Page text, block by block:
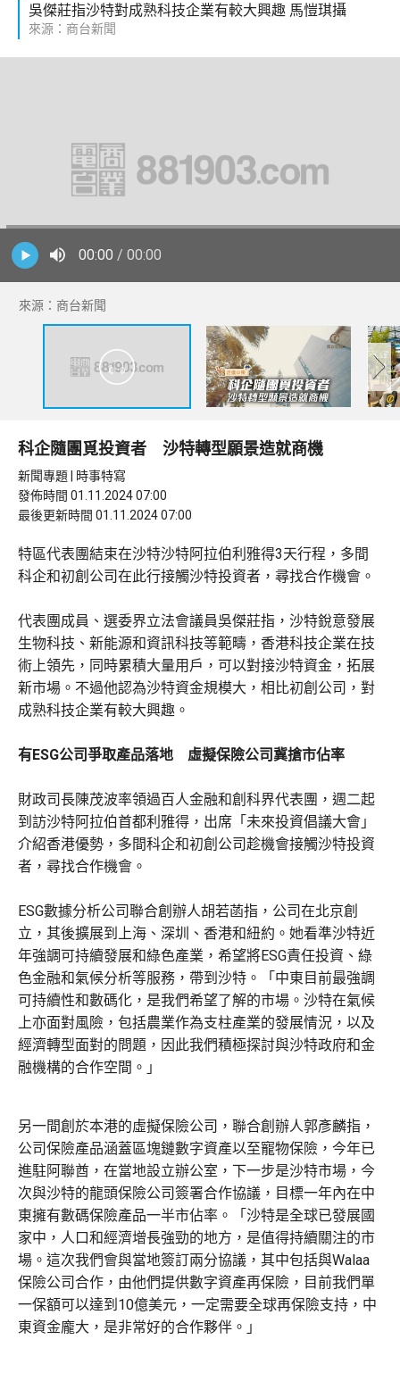
吳傑莊指沙特對成熟科技企業有較大興趣 馬愷琪攝
來源：商台新聞
00:00 / 00:00
來源：商台新聞
科企隨團覓投資者 沙特轉型願景造就商機
新聞專題 | 時事特寫
發佈時間 01.11.2024 07:00
最後更新時間 01.11.2024 07:00
特區代表團結束在沙特沙特阿拉伯利雅得3天行程，多間
科企和初創公司在此行接觸沙特投資者，尋找合作機會。
代表團成員、選委界立法會議員吳傑莊指，沙特銳意發展
生物科技、新能源和資訊科技等範疇，香港科技企業在技
術上領先，同時累積大量用戶，可以對接沙特資金，拓展
新市場。不過他認為沙特資金規模大，相比初創公司，對
成熟科技企業有較大興趣。
有ESG公司爭取產品落地 虛擬保險公司冀搶市佔率
財政司長陳茂波率領過百人金融和創科界代表團，週二起
到訪沙特阿拉伯首都利雅得，出席「未來投資倡議大會」
介紹香港優勢，多間科企和初創公司趁機會接觸沙特投資
者，尋找合作機會。
ESG數據分析公司聯合創辦人胡若菡指，公司在北京創
立，其後擴展到上海、深圳、香港和紐約。她看準沙特近
年強調可持續發展和綠色產業，希望將ESG責任投資、綠
色金融和氣候分析等服務，帶到沙特。「中東目前最強調
可持續性和數碼化，是我們希望了解的市場。沙特在氣候
上亦面對風險，包括農業作為支柱產業的發展情況，以及
經濟轉型面對的問題，因此我們積極探討與沙特政府和金
融機構的合作空間。」
另一間創於本港的虛擬保險公司，聯合創辦人郭彥麟指，
公司保險產品涵蓋區塊鏈數字資產以至寵物保險，今年已
進駐阿聯酋，在當地設立辦公室，下一步是沙特市場，今
次與沙特的龍頭保險公司簽署合作協議，目標一年內在中
東擁有數碼保險產品一半市佔率。「沙特是全球已發展國
家中，人口和經濟增長強勁的地方，是值得持續關注的市
場。這次我們會與當地簽訂兩分協議，其中包括與Walaa
保險公司合作，由他們提供數字資產再保險，目前我們單
一保額可以達到10億美元，一定需要全球再保險支持，中
東資金龐大，是非常好的合作夥伴。」